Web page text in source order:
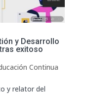
y Desarrollo
exitoso
Continua
y relator del